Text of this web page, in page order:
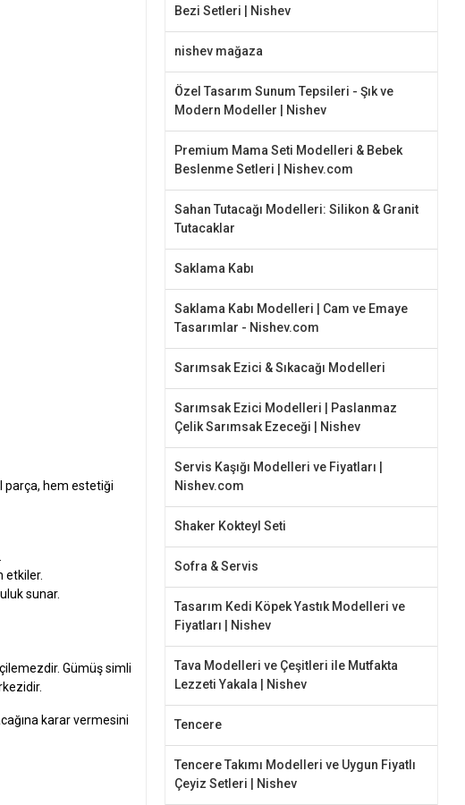
parça, hem estetiği
etkiler.
sunar.
Gümüş simli
karar vermesini
Bezi Setleri | Nishev
nishev mağaza
Özel Tasarım Sunum Tepsileri - Şık ve
Modern Modeller | Nishev
Premium Mama Seti Modelleri & Bebek
Beslenme Setleri | Nishev.com
Sahan Tutacağı Modelleri: Silikon & Granit
Tutacaklar
Saklama Kabı
Saklama Kabı Modelleri | Cam ve Emaye
Tasarımlar - Nishev.com
Sarımsak Ezici & Sıkacağı Modelleri
Sarımsak Ezici Modelleri | Paslanmaz
Çelik Sarımsak Ezeceği | Nishev
Servis Kaşığı Modelleri ve Fiyatları |
Nishev.com
Shaker Kokteyl Seti
Sofra & Servis
Tasarım Kedi Köpek Yastık Modelleri ve
Fiyatları | Nishev
Tava Modelleri ve Çeşitleri ile Mutfakta
Lezzeti Yakala | Nishev
Tencere
Tencere Takımı Modelleri ve Uygun Fiyatlı
Çeyiz Setleri | Nishev